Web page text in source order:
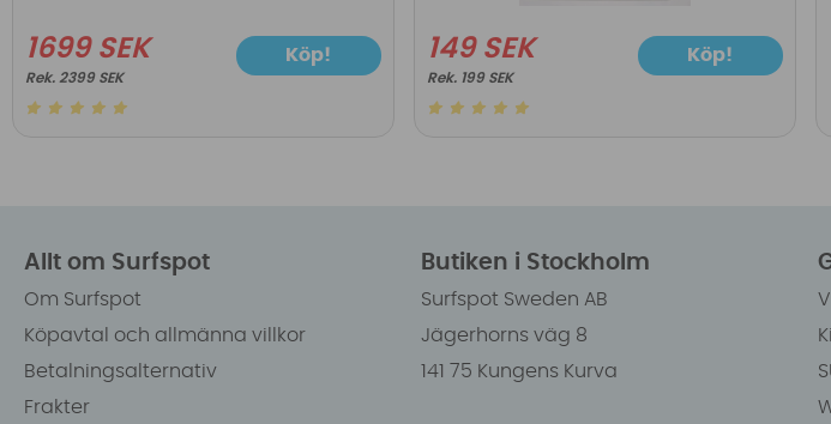
1699 SEK
2399 SEK
Köp! 149 SEK
199 SEK
Köp!
Allt om Surfspot
Om Surfspot
Köpavtal och allmänna villkor
Betalningsalternativ
Frakter
Butiken i Stockholm
Surfspot Sweden AB
Jägerhorns väg 8
141 75 Kungens Kurva